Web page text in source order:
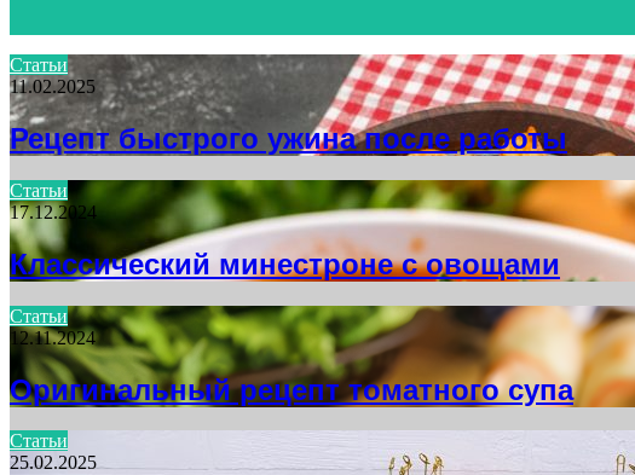
for
Статьи
11.02.2025
Рецепт быстрого ужина после работы
Статьи
17.12.2024
Классический минестроне с овощами
Статьи
12.11.2024
Оригинальный рецепт томатного супа
Статьи
25.02.2025